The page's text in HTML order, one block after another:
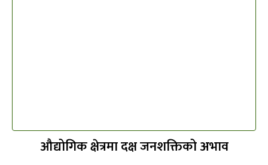
औद्योगिक क्षेत्रमा दक्ष जनशक्तिको अभाव